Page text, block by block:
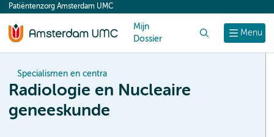
content
Menu
Patiëntenzorg Amsterdam UMC
Mijn
Dossier
Specialismen en centra
Radiologie en Nucleaire
geneeskunde